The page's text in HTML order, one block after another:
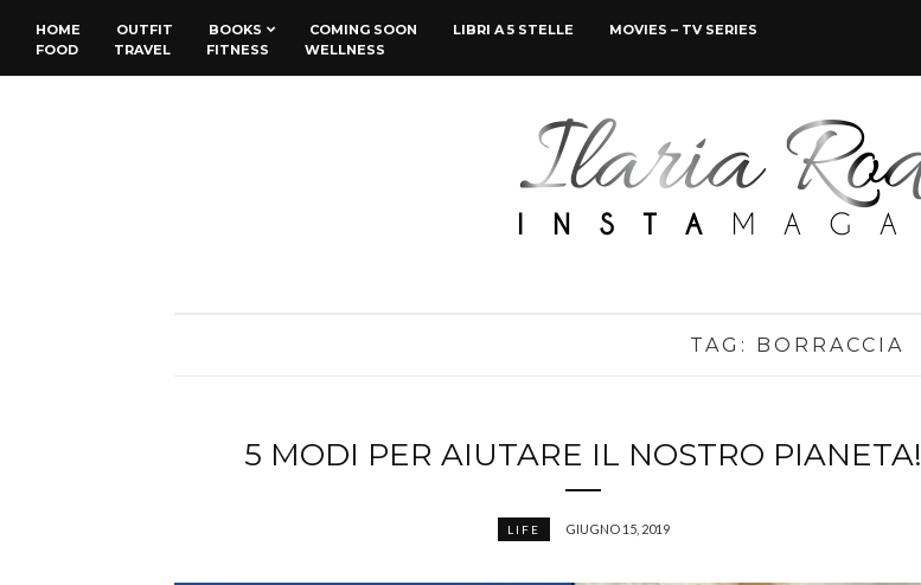
HOME OUTFIT BOOKS COMING SOON LIBRI A 5 STELLE
MOVIES – TV SERIES
FOOD
TRAVEL FITNESS WELLNESS
TAG: BORRACCIA
5 MODI PER AIUTARE IL NOSTRO PIANETA!
LIFE GIUGNO 15, 2019